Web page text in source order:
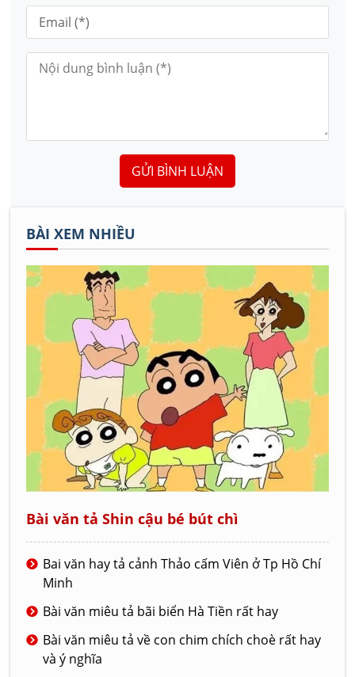
GỬI BÌNH LUẬN
BÀI XEM NHIỀU
Bài văn tả Shin cậu bé bút chì
Bai văn hay tả cảnh Thảo cấm Viên ở Tp Hồ Chí
Minh
Bài văn miêu tả bãi biển Hà Tiền rất hay
Bài văn miêu tả về con chim chích choè rất hay
và ý nghĩa